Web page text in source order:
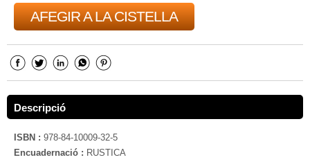
AFEGIR A LA CISTELLA
Descripció
ISBN : 978-84-10009-32-5
Encuadernació : RUSTICA